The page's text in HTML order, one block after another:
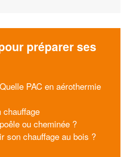
préparer ses
PAC en aérothermie
ou cheminée ?
son chauffage au bois ?